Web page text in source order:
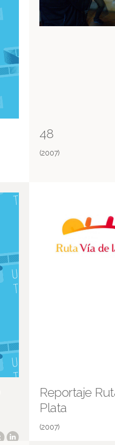
48
(2007)
Reportaje
Plata
(2007)